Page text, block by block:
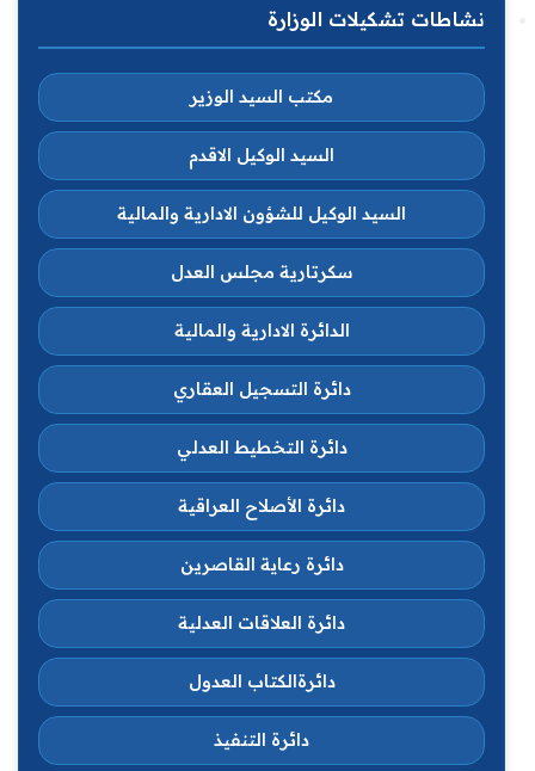
نشاطات تشكيلات الوزارة
مكتب السيد الوزير
السيد الوكيل الاقدم
السيد الوكيل للشؤون الادارية والمالية
سكرتارية مجلس العدل
الدائرة الادارية والمالية
دائرة التسجيل العقاري
دائرة التخطيط العدلي
دائرة الأصلاح العراقية
دائرة رعاية القاصرين
دائرة العلاقات العدلية
دائرةالكتاب العدول
دائرة التنفيذ